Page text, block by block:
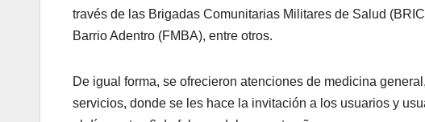
través de las Brigadas Comunitarias Militares de Salud
Barrio Adentro (FMBA), entre otros.
De igual forma, se ofrecieron atenciones de medicina
servicios, donde se les hace la invitación a los usuarios y